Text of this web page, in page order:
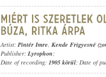
Artist: Pintér Imre, Kende Frigyesné
Publisher: Lyrophon;
Date of recording: 1905 körül; Date of